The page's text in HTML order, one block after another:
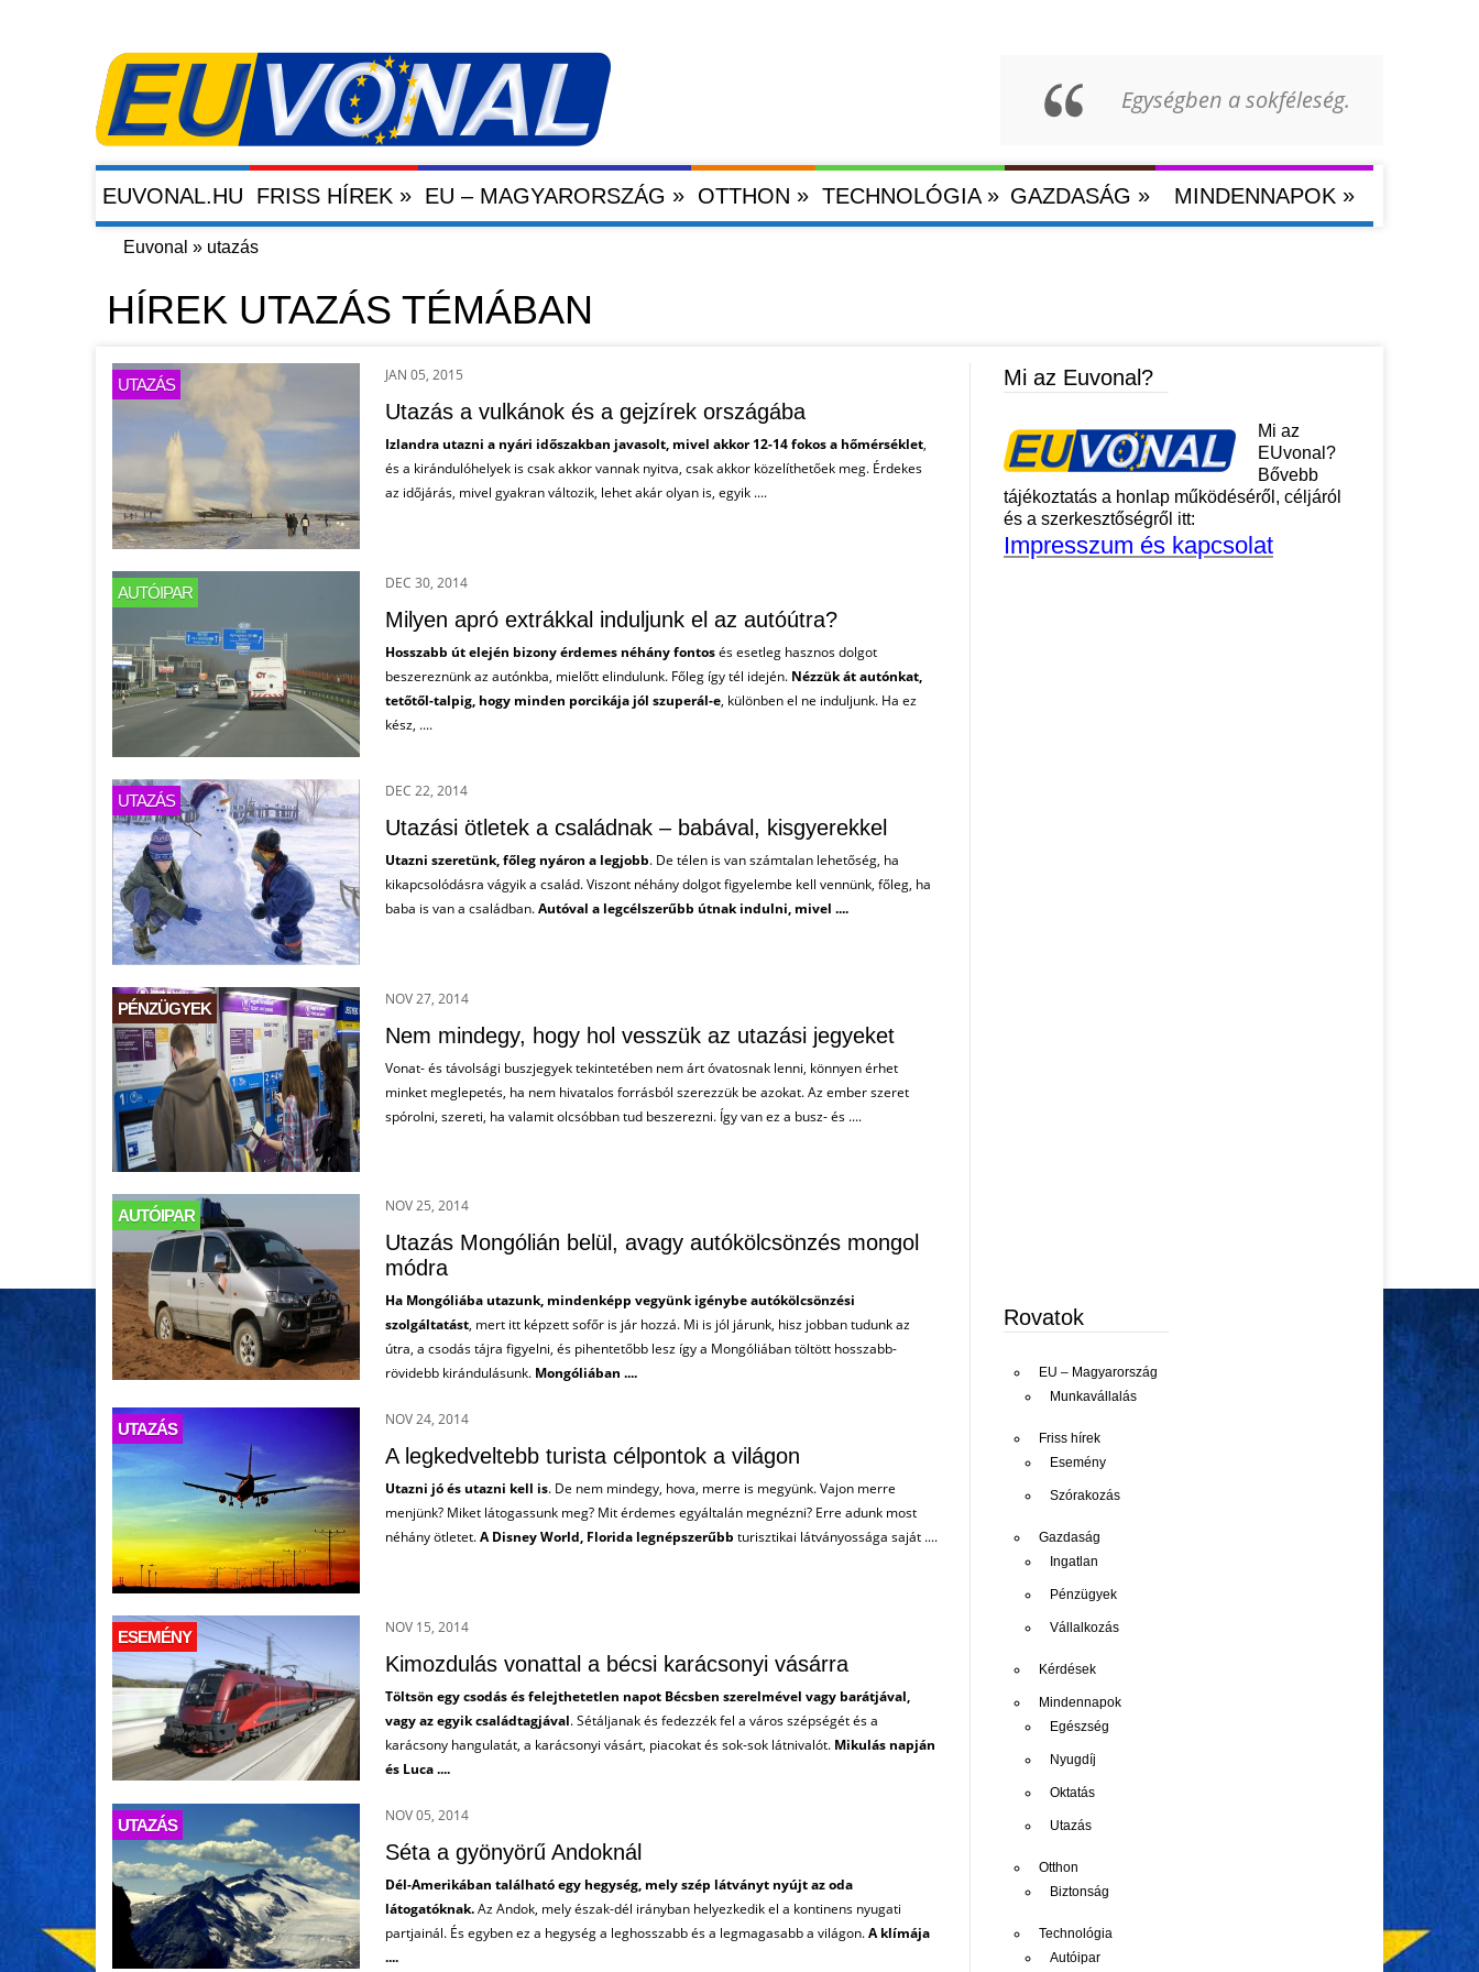
Egységben a sokféleség.
EUVONAL.HU FRISS HÍREK » EU – MAGYARORSZÁG » OTTHON » TECHNOLÓGIA» GAZDASÁG » MINDENNAPOK »
Euvonal » utazás
HÍREK UTAZÁS TÉMÁBAN
UTAZÁS
JAN 05, 2015
Utazás a vulkánok és a gejzírek országába
Izlandra utazni a nyári időszakban javasolt, mivel akkor 12-14 fokos a hőmérséklet,
és a kirándulóhelyek is csak akkor vannak nyitva, csak akkor közelíthetőek meg. Érdekes
az időjárás, mivel gyakran változik, lehet akár olyan is, egyik ....
AUTÓIPAR
DEC 30, 2014
Milyen apró extrákkal induljunk el az autóútra?
Hosszabb út elején bizony érdemes néhány fontosés esetleg hasznos dolgot
beszereznünk az autónkba, mielőtt elindulunk. Főleg így tél idején. Nézzük át autónkat,
tetőtől-talpig, hogy minden porcikája jól szuperál-e, különben el ne induljunk. Ha ez
kész, ....
UTAZÁS
DEC 22, 2014
Utazási ötletek a családnak – babával, kisgyerekkel
Utazni szeretünk, főleg nyáron a legjobb. De télen is van számtalan lehetőség, ha
kikapcsolódásra vágyik a család. Viszont néhány dolgot figyelembe kell vennünk, főleg, ha
baba is van a családban.Autóval a legcélszerűbb útnak indulni, mivel ....
PÉNZÜGYEK
NOV 27, 2014
Nem mindegy, hogy hol vesszük az utazási jegyeket
Vonat- és távolsági buszjegyek tekintetében nem árt óvatosnak lenni, könnyen érhet
minket meglepetés, ha nem hivatalos forrásból szerezzük be azokat. Az ember szeret
spórolni, szereti, ha valamit olcsóbban tud beszerezni. Így van ez a busz- és ....
AUTÓIPAR
NOV 25, 2014
Utazás Mongólián belül, avagy autókölcsönzés mongol
módra
Ha Mongóliába utazunk, mindenképp vegyünk igénybe autókölcsönzési
szolgáltatást, mert itt képzett sofőr is jár hozzá. Mi is jól járunk, hisz jobban tudunk az
útra, a csodás tájra figyelni, és pihentetőbb lesz így a Mongóliában töltött hosszabb-
rövidebb kirándulásunk. Mongóliában ....
UTAZÁS
NOV 24, 2014
A legkedveltebb turista célpontok a világon
Utazni jó és utazni kell is. De nem mindegy, hova, merre is megyünk. Vajon merre
menjünk? Miket látogassunk meg? Mit érdemes egyáltalán megnézni? Erre adunk most
néhány ötletet.A Disney World, Florida legnépszerűbb turisztikai látványossága saját ....
ESEMÉNY
NOV 15, 2014
Kimozdulás vonattal a bécsi karácsonyi vásárra
Töltsön egy csodás és felejthetetlen napot Bécsben szerelmével vagy barátjával,
vagy az egyik családtagjával. Sétáljanak és fedezzék fel a város szépségét és a
karácsony hangulatát, a karácsonyi vásárt, piacokat és sok-sok látnivalót. Mikulás napján
és Luca ....
UTAZÁS
NOV 05, 2014
Séta a gyönyörű Andoknál
Dél-Amerikában található egy hegység, mely szép látványt nyújt az oda
látogatóknak.Az Andok, mely észak-dél irányban helyezkedik el a kontinens nyugati
partjainál. És egyben ez a hegység a leghosszabb és a legmagasabb a világon.A klímája
....
Mi az Euvonal?
Mi az
EUvonal?
Bővebb
tájékoztatás a honlap működéséről, céljáról
és a szerkesztőségről itt:
Impresszum és kapcsolat
Rovatok
EU – Magyarország
Munkavállalás
Friss hírek
Esemény
Szórakozás
Gazdaság
Ingatlan
Pénzügyek
Vállalkozás
Kérdések
Mindennapok
Egészség
Nyugdíj
Oktatás
Utazás
Otthon
Biztonság
Technológia
Autóipar